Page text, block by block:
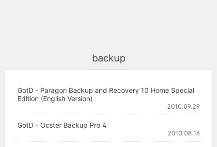
backup
GotD - Paragon Backup and Recovery 10 Home Special
Edition (English Version)
2010.09.29
GotD - Ocster Backup Pro 4
2010.08.16